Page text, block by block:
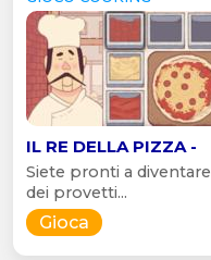
IL RE DELLA PIZZA -
Siete pronti a diventare
dei provetti...
Gioca